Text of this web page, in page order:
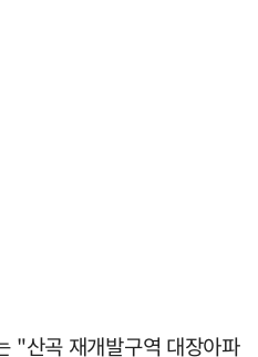
"산곡 재개발구역 대장아파